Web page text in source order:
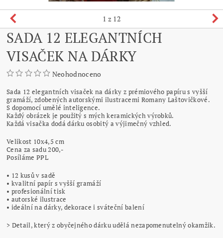
1 z 12
SADA 12 ELEGANTNÍCH
VISAČEK NA DÁRKY
Neohodnoceno
Sada 12 elegantních visaček na dárky z prémiového papíru s vyšší
gramáží, zdobených autorskými ilustracemi Romany Laštovičkové.
S dopomocí umělé inteligence.
Každý obrázek je použitý s mých keramických výrobků.
Každá visačka dodá dárku osobitý a výjimečný vzhled.
Velikost 10x4,5 cm
Cena za sadu 200,-
Posíláme PPL
• 12 kusů v sadě
• kvalitní papír s vyšší gramáží
• profesionální tisk
• autorské ilustrace
• ideální na dárky, dekorace i sváteční balení
> Detail, který z obyčejného dárku udělá nezapomenutelný okamžik.